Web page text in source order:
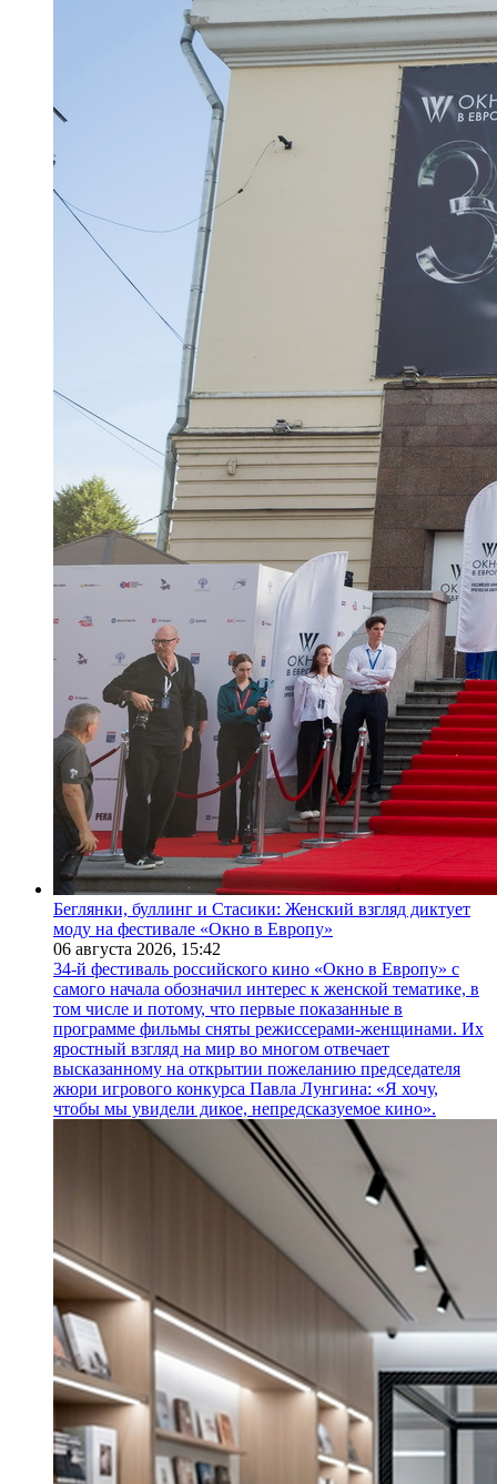
Беглянки, буллинг и Стасики: Женский взгляд диктует
моду на фестивале «Окно в Европу»
06 августа 2026, 15:42
34-й фестиваль российского кино «Окно в Европу» с
самого начала обозначил интерес к женской тематике, в
том числе и потому, что первые показанные в
программе фильмы сняты режиссерами-женщинами. Их
яростный взгляд на мир во многом отвечает
высказанному на открытии пожеланию председателя
жюри игрового конкурса Павла Лунгина: «Я хочу,
чтобы мы увидели дикое, непредсказуемое кино».